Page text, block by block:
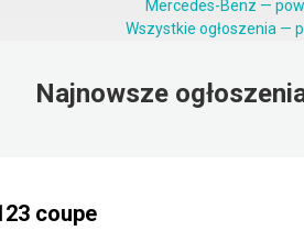
Mercedes-Benz —
Wszystkie ogłoszenia —
Najnowsze
coupe